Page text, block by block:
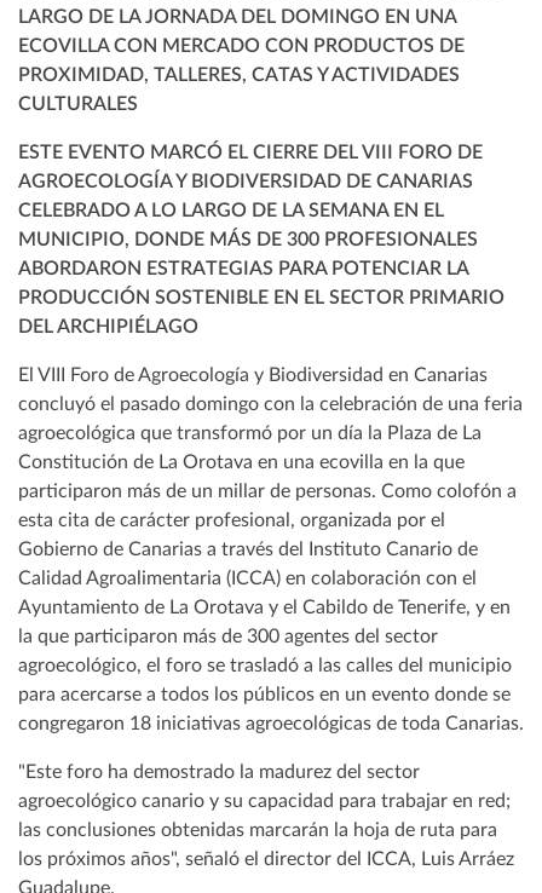
LARGO DE LA JORNADA DEL DOMINGO EN UNA
ECOVILLA CON MERCADO CON PRODUCTOS DE
PROXIMIDAD, TALLERES, CATAS Y ACTIVIDADES
CULTURALES
ESTE EVENTO MARCÓ EL CIERRE DEL VIII FORO DE
AGROECOLOGÍA Y BIODIVERSIDAD DE CANARIAS
CELEBRADO A LO LARGO DE LA SEMANA EN EL
MUNICIPIO, DONDE MÁS DE 300 PROFESIONALES
ABORDARON ESTRATEGIAS PARA POTENCIAR LA
PRODUCCIÓN SOSTENIBLE EN EL SECTOR PRIMARIO
DEL ARCHIPIÉLAGO
El VIII Foro de Agroecología y Biodiversidad en Canarias
concluyó el pasado domingo con la celebración de una feria
agroecológica que transformó por un día la Plaza de La
Constitución de La Orotava en una ecovilla en la que
participaron más de un millar de personas. Como colofón a
esta cita de carácter profesional, organizada por el
Gobierno de Canarias a través del Instituto Canario de
Calidad Agroalimentaria (ICCA) en colaboración con el
Ayuntamiento de La Orotava y el Cabildo de Tenerife, y en
la que participaron más de 300 agentes del sector
agroecológico, el foro se trasladó a las calles del municipio
para acercarse a todos los públicos en un evento donde se
congregaron 18 iniciativas agroecológicas de toda Canarias.
"Este foro ha demostrado la madurez del sector
agroecológico canario y su capacidad para trabajar en red;
las conclusiones obtenidas marcarán la hoja de ruta para
los próximos años", señaló el director del ICCA, Luis Arráez
Guadalupe.